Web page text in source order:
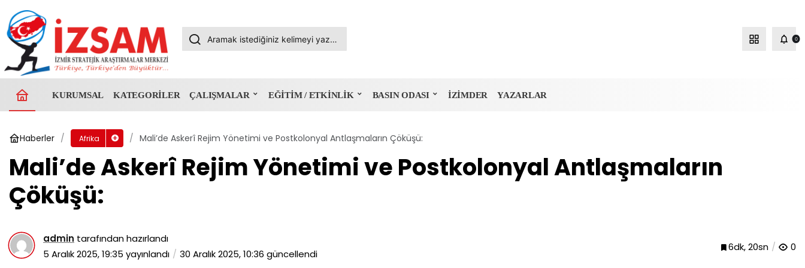
0
KURUMSAL KATEGORILER ÇALIŞMALAR EĞITIM / ETKINLIK BASIN ODASI İZIMDER YAZARLAR
Haberler Afrika Mali’de Askerî Rejim Yönetimi ve Postkolonyal Antlaşmaların Çöküşü:
Mali’de Askerî Rejim Yönetimi ve Postkolonyal Antlaşmaların
Çöküşü:
admin tarafından hazırlandı
5 Aralık 2025, 19:35 yayınlandı 30 Aralık 2025, 10:36 güncellendi
6dk, 20sn 0